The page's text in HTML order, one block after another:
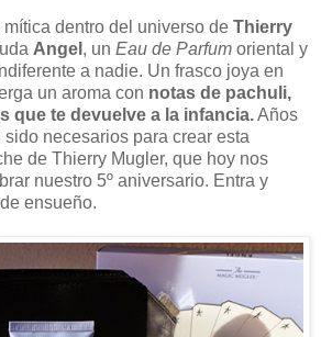
dentro del universo de Thierry
Angel , un Eau de Parfum oriental y
a nadie. Un frasco joya en
un aroma con notas de pachuli,
que te devuelve a la infancia.Años
necesarios para crear esta
de Thierry Mugler, que hoy nos
nuestro 5º aniversario. Entra y
ensueño.